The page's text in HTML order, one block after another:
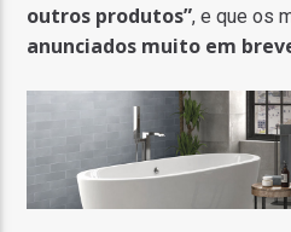
outros produtos”, e que os
anunciados muito em